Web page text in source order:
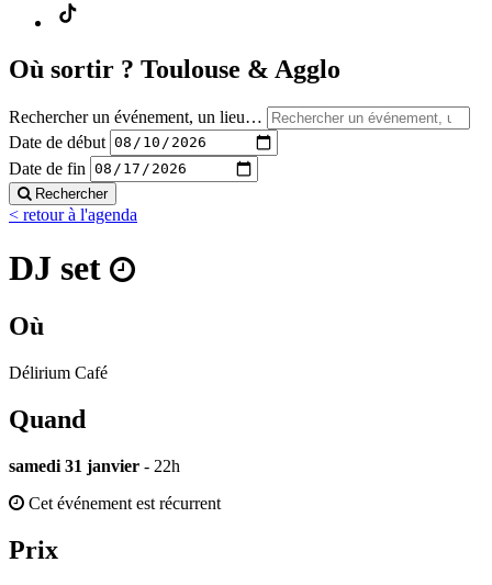
Où sortir ? Toulouse & Agglo
Rechercher un événement, un lieu…
Date de début
Date de fin
Rechercher
< retour à l'agenda
DJ set
Où
Délirium Café
Quand
samedi 31 janvier - 22h
Cet événement est récurrent
Prix